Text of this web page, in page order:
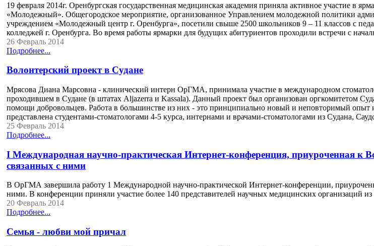
19 февраля 2014г. Оренбургская государственная медицинская академия приняла активное участие в
«Молодежный». Общегородское мероприятие, организованное Управлением молодежной политики
учреждением «Молодежный центр г. Оренбурга», посетили свыше 2500 школьников 9 – 11 классов с
колледжей г. Оренбурга. Во время работы ярмарки для будущих абитуриентов проходили встречи с
26 Февраль 2014
Подробнее...
Волонтерский проект в Судане
Мрясова Диана Марсовна - клинический интерн ОрГМА, принимала участие в международном
проходившем в Судане (в штатах Aljazerra и Kassala). Данный проект был организован оргкомитетом
помощи добровольцев. Работа в большинстве из них - это принципиально новый и неповторимый опыт
представлена студентами-стоматологами 4-5 курса, интернами и врачами-стоматологами из Судана,
25 Февраль 2014
Подробнее...
I Международная научно-практическая Интернет-конференция, приуроченная к
связанных с ними
В ОрГМА завершила работу 1 Международной научно-практической Интернет-конференции,
ними. В конференции приняли участие более 140 представителей научных медицинских организаций
20 Февраль 2014
Подробнее...
Семья - любви мой причал